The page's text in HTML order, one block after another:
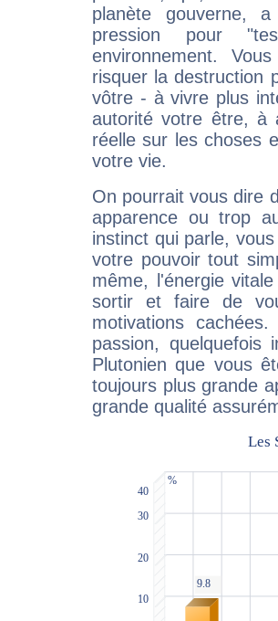
planète gouverne,
pression pour
environnement.
risquer la destruction
vôtre - à vivre plus
autorité votre être, à
réelle sur les choses
votre vie.
On pourrait vous dire
apparence ou trop
instinct qui parle,
votre pouvoir tout
même, l'énergie
sortir et faire de
motivations
passion, quelquefois
Plutonien que vous
toujours plus grande
grande qualité